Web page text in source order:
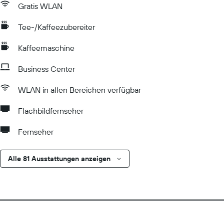
Gratis WLAN
Tee-/Kaffeezubereiter
Kaffeemaschine
Business Center
WLAN in allen Bereichen verfügbar
Flachbildfernseher
Fernseher
Alle 81 Ausstattungen anzeigen